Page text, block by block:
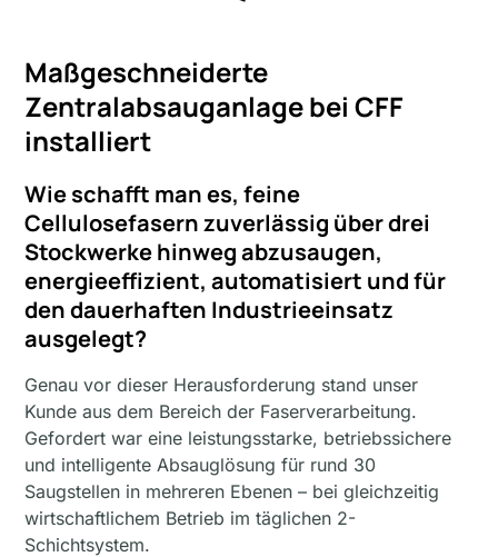
Maßgeschneiderte
Zentralabsauganlage bei CFF
installiert
Wie schafft man es, feine
Cellulosefasern zuverlässig über drei
Stockwerke hinweg abzusaugen,
energieeffizient, automatisiert und für
den dauerhaften Industrieeinsatz
ausgelegt?
Genau vor dieser Herausforderung stand unser
Kunde aus dem Bereich der Faserverarbeitung.
Gefordert war eine leistungsstarke, betriebssichere
und intelligente Absauglösung für rund 30
Saugstellen in mehreren Ebenen – bei gleichzeitig
wirtschaftlichem Betrieb im täglichen 2-
Schichtsystem.